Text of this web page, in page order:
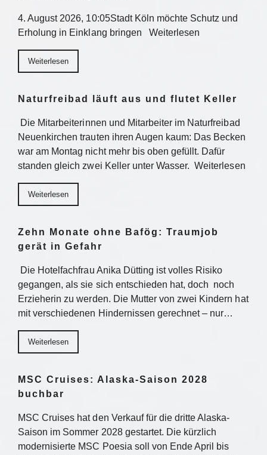
4. August 2026, 10:05Stadt Köln möchte Schutz und
Erholung in Einklang bringen Weiterlesen
Weiterlesen
Naturfreibad läuft aus und flutet Keller
Die Mitarbeiterinnen und Mitarbeiter im Naturfreibad
Neuenkirchen trauten ihren Augen kaum: Das Becken
war am Montag nicht mehr bis oben gefüllt. Dafür
standen gleich zwei Keller unter Wasser. Weiterlesen
Weiterlesen
Zehn Monate ohne Bafög: Traumjob
gerät in Gefahr
Die Hotelfachfrau Anika Dütting ist volles Risiko
gegangen, als sie sich entschieden hat, doch noch
Erzieherin zu werden. Die Mutter von zwei Kindern hat
mit verschiedenen Hindernissen gerechnet – nur…
Weiterlesen
MSC Cruises: Alaska-Saison 2028
buchbar
MSC Cruises hat den Verkauf für die dritte Alaska-
Saison im Sommer 2028 gestartet. Die kürzlich
modernisierte MSC Poesia soll von Ende April bis